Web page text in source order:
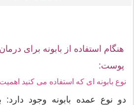
هنگام استفاده از بابونه برای
پوست:
نوع بابونه ای که استفاده می کنید
دو نوع عمده بابونه وجود دارد: